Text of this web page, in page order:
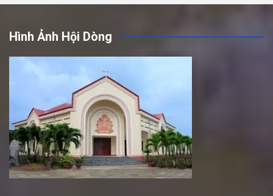
Hình Ảnh Hội Dòng